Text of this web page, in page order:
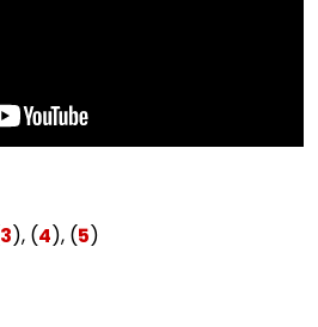
3), (4), (5)